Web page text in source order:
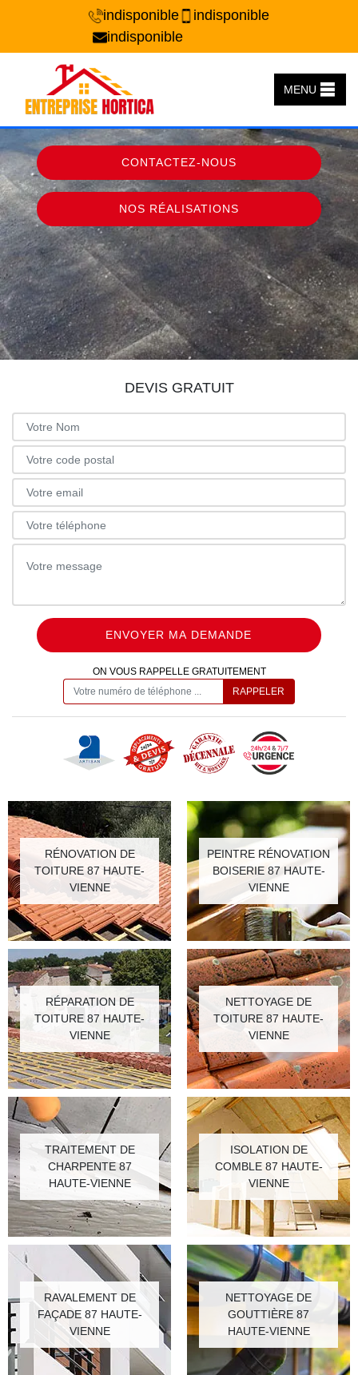
indisponible
indisponible
indisponible
MENU
CONTACTEZ-NOUS
NOS RÉALISATIONS
DEVIS GRATUIT
ON VOUS RAPPELLE GRATUITEMENT
RÉNOVATION DE
TOITURE 87 HAUTE-
VIENNE
PEINTRE RÉNOVATION
BOISERIE 87 HAUTE-
VIENNE
RÉPARATION DE
TOITURE 87 HAUTE-
VIENNE
NETTOYAGE DE
TOITURE 87 HAUTE-
VIENNE
TRAITEMENT DE
CHARPENTE 87
HAUTE-VIENNE
ISOLATION DE
COMBLE 87 HAUTE-
VIENNE
RAVALEMENT DE
FAÇADE 87 HAUTE-
VIENNE
NETTOYAGE DE
GOUTTIÈRE 87
HAUTE-VIENNE